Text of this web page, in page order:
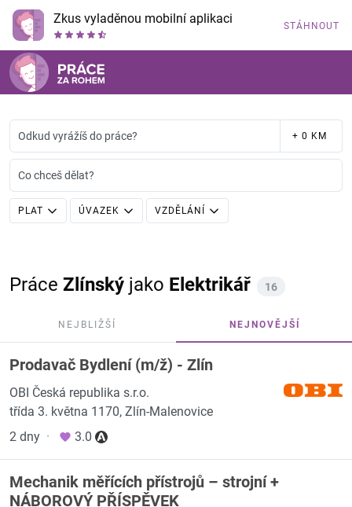
Zkus vyladěnou mobilní aplikaci STÁHNOUT
Odkud vyrážíš do práce? + 0 KM
Co chceš dělat?
PLAT ÚVAZEK VZDĚLÁNÍ
Práce Zlínský jako Elektrikář 16
NEJBLIŽŠÍ NEJNOVĚJŠÍ
Prodavač Bydlení (m/ž) - Zlín
OBI Česká republika s.r.o.
třída 3. května 1170, Zlín-Malenovice
2 dny · 3.0
Mechanik měřících přístrojů – strojní +
NÁBOROVÝ PŘÍSPĚVEK